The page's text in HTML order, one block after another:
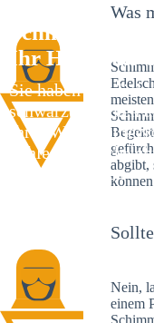
Ihr Helfer an
Sie haben kürzlich
schwarze Flecken
Ihrer Wand
Schlechte
Sie haben einen
Was
abgibt,
Nein,
einem